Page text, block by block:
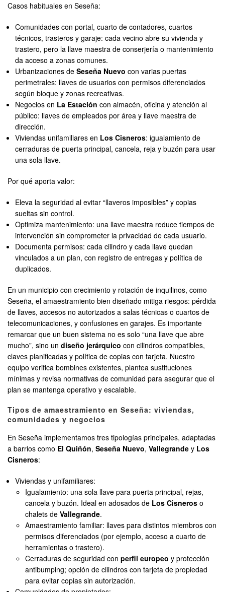
Casos habituales en Seseña:
Comunidades con portal, cuarto de contadores, cuartos
técnicos, trasteros y garaje: cada vecino abre su vivienda y
trastero, pero la llave maestra de conserjería o mantenimiento
da acceso a zonas comunes.
Urbanizaciones deSeseña Nuevo con varias puertas
perimetrales: llaves de usuarios con permisos diferenciados
según bloque y zonas recreativas.
Negocios en La Estación con almacén, oficina y atención al
público: llaves de empleados por área y llave maestra de
dirección.
Viviendas unifamiliares en Los Cisneros: igualamiento de
cerraduras de puerta principal, cancela, reja y buzón para usar
una sola llave.
Por qué aporta valor:
Eleva la seguridad al evitar “llaveros imposibles” y copias
sueltas sin control.
Optimiza mantenimiento: una llave maestra reduce tiempos de
intervención sin comprometer la privacidad de cada usuario.
Documenta permisos: cada cilindro y cada llave quedan
vinculados a un plan, con registro de entregas y política de
duplicados.
En un municipio con crecimiento y rotación de inquilinos, como
Seseña, el amaestramiento bien diseñado mitiga riesgos: pérdida
de llaves, accesos no autorizados a salas técnicas o cuartos de
telecomunicaciones, y confusiones en garajes. Es importante
remarcar que un buen sistema no es solo “una llave que abre
mucho”, sino un diseño jerárquico con cilindros compatibles,
claves planificadas y política de copias con tarjeta. Nuestro
equipo verifica bombines existentes, plantea sustituciones
mínimas y revisa normativas de comunidad para asegurar que el
plan se mantenga operativo y escalable.
Tipos de amaestramiento en Seseña: viviendas,
comunidades y negocios
En Seseña implementamos tres tipologías principales, adaptadas
a barrios como El Quiñón, Seseña Nuevo, Vallegrande y Los
Cisneros:
Viviendas y unifamiliares:
Igualamiento: una sola llave para puerta principal, rejas,
cancela y buzón. Ideal en adosados de Los Cisneros o
chalets deVallegrande.
Amaestramiento familiar: llaves para distintos miembros con
permisos diferenciados (por ejemplo, acceso a cuarto de
herramientas o trastero).
Cerraduras de seguridad conperfil europeo y protección
antibumping; opción de cilindros con tarjeta de propiedad
para evitar copias sin autorización.